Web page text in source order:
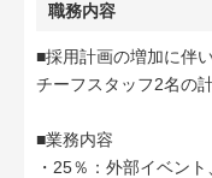
職務内容
■採用計画の増加に伴
チーフスタッフ2名の
■業務内容
・25％：外部イベン